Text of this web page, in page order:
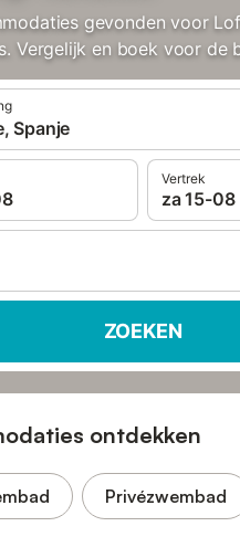
gevonden voor
Vergelijk en boek voor de
Spanje
Vertrek
za 15-08
ZOEKEN
ontdekken
Privézwembad